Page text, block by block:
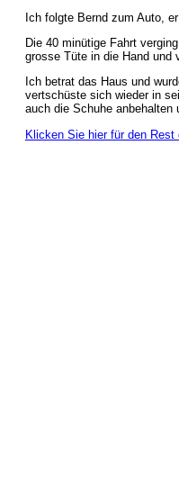
Ich folgte Bernd zum Auto,
Die 40 minütige Fahrt
grosse Tüte in die Hand und
Ich betrat das Haus und
vertschüste sich wieder in
auch die Schuhe
Klicken Sie hier für den